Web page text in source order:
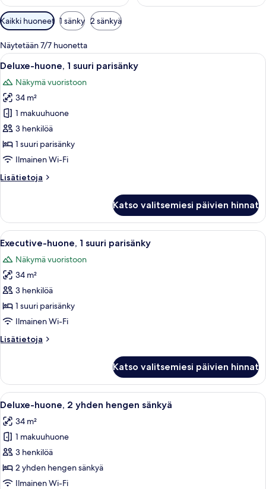
Huoneille
saatavilla
olevia
suodattimia
Kaikki huoneet 1 sänky 2 sänkyä
Näytetään 7/7 huonetta
Avaa
kaikki
huonetyypin
Deluxe-
huone,
1
suuri
parisänky
Hotellihuone, jossa on suuri sänky,
5
Deluxe-huone, 1 suuri parisänky
Näkymä vuoristoon
34 m²
1 makuuhuone
3 henkilöä
1 suuri parisänky
Ilmainen Wi-Fi
Lisätietoja
Lisätietoja
1
suuri
parisänky
Katso valitsemiesi päivien hinnat
Avaa
kaikki
huonetyypin
Executive-
huone,
1
suuri
kuvat
Hotellihuone, jossa on suuri sänky,
3
Executive-huone, 1 suuri parisänky
Näkymä vuoristoon
34 m²
3 henkilöä
1 suuri parisänky
Ilmainen Wi-Fi
Lisätietoja
Lisätietoja
1
suuri
parisänky
Katso valitsemiesi päivien hinnat
Avaa
kaikki
huonetyypin
Deluxe-
huone,
2
yhden
Hotellihuone, jossa on kaksi
4
Deluxe-huone, 2 yhden hengen sänkyä
34 m²
1 makuuhuone
3 henkilöä
2 yhden hengen sänkyä
Ilmainen Wi-Fi